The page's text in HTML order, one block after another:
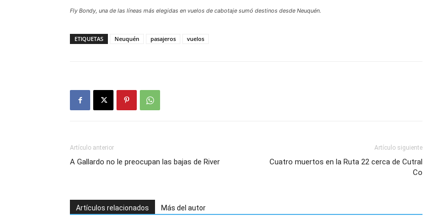
Fly Bondy, una de las líneas más elegidas en vuelos de cabotaje sumó destinos desde Neuquén.
ETIQUETAS Neuquén pasajeros vuelos
Artículo anterior
A Gallardo no le preocupan las bajas de River
Artículo siguiente
Cuatro muertos en la Ruta 22 cerca de Cutral
Co
Artículos relacionados Más del autor